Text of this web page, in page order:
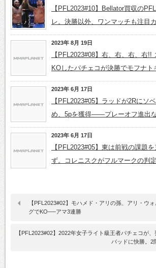
【PFL2023#10】Bellator買収の
レ。決勝以外、ワンマッチも注目
2023年 8月 19日
【PFL2023#08】右、右、右、右
KOしたパチェコが決勝でモフナト
2023年 6月 17日
【PFL2023#05】ラッドが2Rにソ
め、5pを獲得——プレーオフ進出
2023年 6月 17日
【PFL2023#05】東は前戦の課題
ず。コレニスクがフルマークの判
【PFL2023#02】モハメド・アリの孫、アリ・ウ
グでKO──アマ3連勝
【PFL2023#02】2022年女子ライト級王者パチェコが
バッドに快勝。2